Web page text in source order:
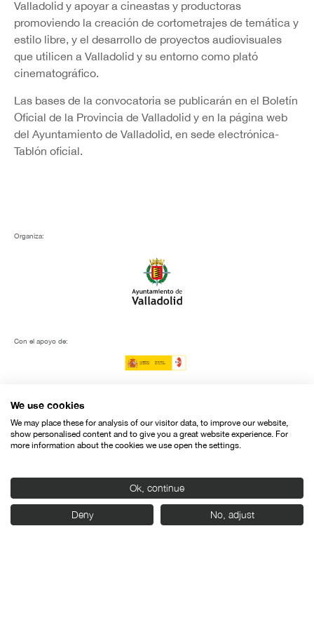
Valladolid y apoyar a cineastas y productoras
promoviendo la creación de cortometrajes de temática y
estilo libre, y el desarrollo de proyectos audiovisuales
que utilicen a Valladolid y su entorno como plató
cinematográfico.
Las bases de la convocatoria se publicarán en el Boletín
Oficial de la Provincia de Valladolid y en la página web
del Ayuntamiento de Valladolid, en sede electrónica-
Tablón oficial.
Organiza:
Con el apoyo de:
We use cookies
We may place these for analysis of our visitor data, to improve our website,
show personalised content and to give you a great website experience. For
more information about the cookies we use open the settings.
Ok, continue
Deny No, adjust